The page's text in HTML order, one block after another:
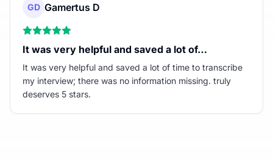
GD Gamertus D
It was very helpful and saved a lot of…
It was very helpful and saved a lot of time to transcribe
my interview; there was no information missing. truly
deserves 5 stars.